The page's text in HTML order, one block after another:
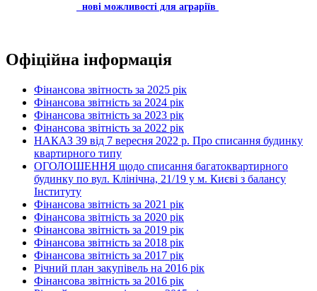
нові можливості для аграріїв
Офіційна інформація
Фінансова звітность за 2025 рік
Фінансова звітність за 2024 рік
Фінансова звітність за 2023 рік
Фінансова звітність за 2022 рік
НАКАЗ 39 від 7 вересня 2022 р. Про списання будинку
квартирного типу
ОГОЛОШЕННЯ щодо списання багатоквартирного
будинку по вул. Клінічна, 21/19 у м. Києві з балансу
Інституту
Фінансова звітність за 2021 рік
Фінансова звітність за 2020 рік
Фінансова звітність за 2019 рік
Фінансова звітність за 2018 рік
Фінансова звітність за 2017 рік
Річний план закупівель на 2016 рік
Фінансова звітність за 2016 рік